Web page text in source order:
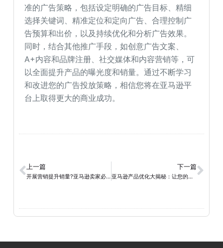
准的广告策略，包括设定明确的广告目标、精细
选择关键词、精准定位和定向广告、合理控制广
告预算和出价，以及持续优化和分析广告效果。
同时，结合其他推广手段，如创意广告文案、
A+内容和品牌注册、社交媒体和内容营销等，可
以全面提升产品的曝光度和销量。通过不断学习
和改进您的广告投放策略，相信您将在亚马逊平
台上取得更大的商业成功。
上一篇
开展营销提升销量?亚马逊卖家必备的5个实用技巧
下一篇
亚马逊产品优化大揭秘：让您的商品在搜索结果中脱颖而出